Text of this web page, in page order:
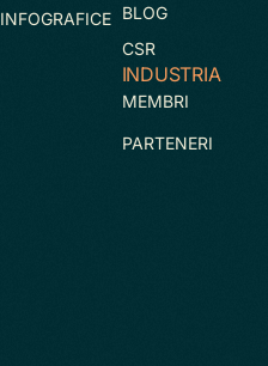
INFOGRAFICE BLOG
CSR
INDUSTRIA
MEMBRI
PARTENERI